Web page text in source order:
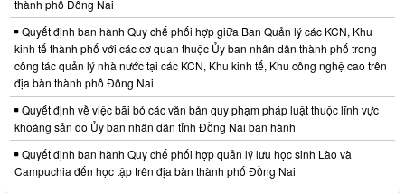
thành phố Đồng Nai
Quyết định ban hành Quy chế phối hợp giữa Ban Quản lý các KCN, Khu
kinh tế thành phố với các cơ quan thuộc Ủy ban nhân dân thành phố trong
công tác quản lý nhà nước tại các KCN, Khu kinh tế, Khu công nghệ cao trên
địa bàn thành phố Đồng Nai
Quyết định về việc bãi bỏ các văn bản quy phạm pháp luật thuộc lĩnh vực
khoáng sản do Ủy ban nhân dân tỉnh Đồng Nai ban hành
Quyết định ban hành Quy chế phối hợp quản lý lưu học sinh Lào và
Campuchia đến học tập trên địa bàn thành phố Đồng Nai